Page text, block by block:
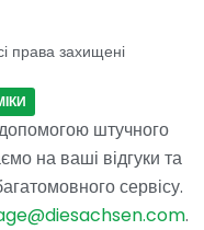
права захищені
штучного
на ваші відгуки та
сервісу.
.